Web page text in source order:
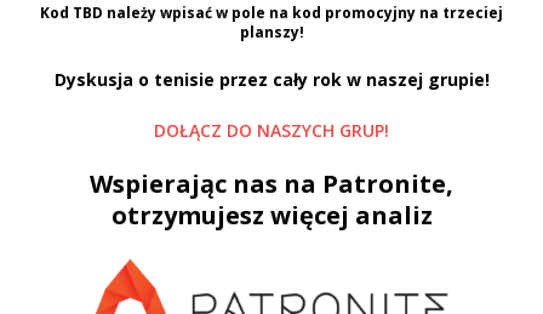
Kod TBD należy wpisać w pole na kod promocyjny na trzeciej
planszy!
Dyskusja o tenisie przez cały rok w naszej grupie!
DOŁĄCZ DO NASZYCH GRUP!
Wspierając nas na Patronite,
otrzymujesz więcej analiz